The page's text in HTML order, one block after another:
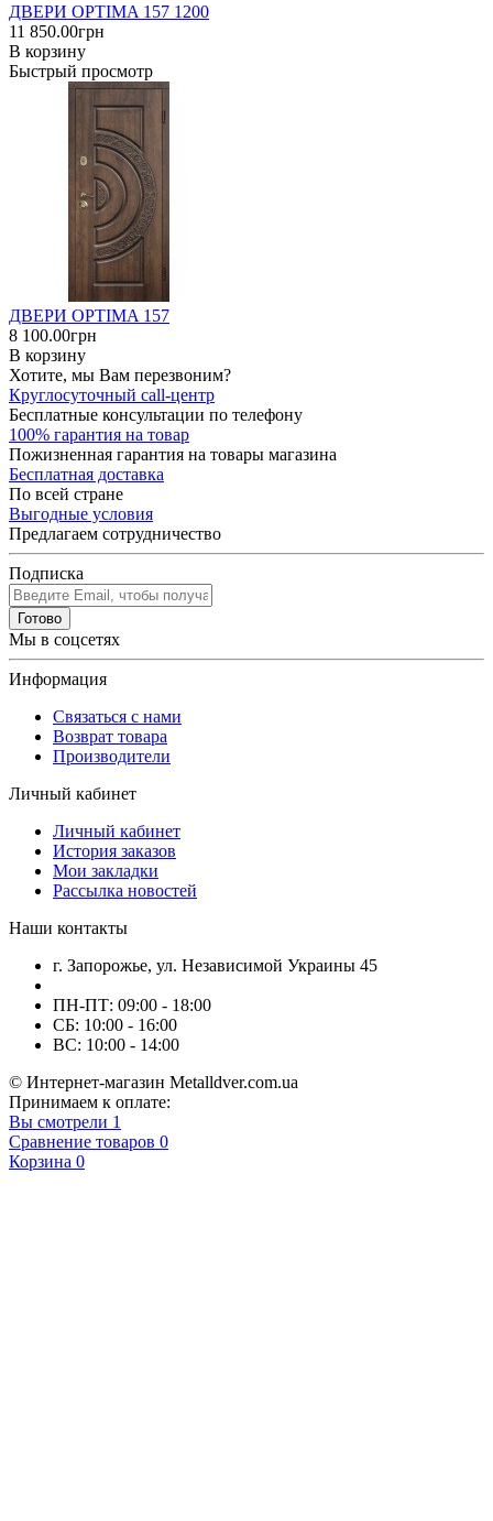
ДВЕРИ OPTIMA 157 1200
11 850.00грн
В корзину
Быстрый просмотр
ДВЕРИ OPTIMA 157
8 100.00грн
В корзину
Хотите, мы Вам перезвоним?
Круглосуточный call-центр
Бесплатные консультации по телефону
100% гарантия на товар
Пожизненная гарантия на товары магазина
Бесплатная доставка
По всей стране
Выгодные условия
Предлагаем сотрудничество
Подписка
Готово
Мы в соцсетях
Информация
Связаться с нами
Возврат товара
Производители
Личный кабинет
Личный кабинет
История заказов
Мои закладки
Рассылка новостей
Наши контакты
г. Запорожье, ул. Независимой Украины 45
ПН-ПТ: 09:00 - 18:00
СБ: 10:00 - 16:00
ВС: 10:00 - 14:00
© Интернет-магазин Metalldver.com.ua
Принимаем к оплате:
Вы смотрели 1
Сравнение товаров 0
Корзина 0